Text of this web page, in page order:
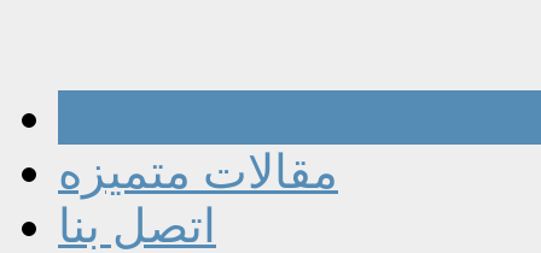
مقالات متميزه
اتصل بنا